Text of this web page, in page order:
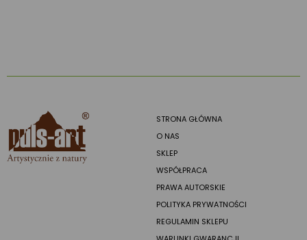
STRONA GŁÓWNA
O NAS
SKLEP
WSPÓŁPRACA
PRAWA AUTORSKIE
POLITYKA PRYWATNOŚCI
REGULAMIN SKLEPU